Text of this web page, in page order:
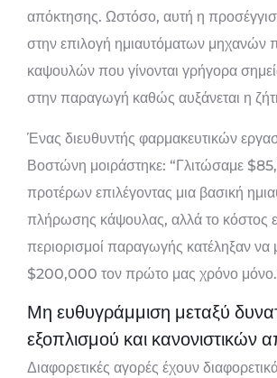
απόκτησης. Ωστόσο, αυτή η
στην επιλογή ημιαυτόματων μηχανών
καψουλών που γίνονται γρήγορα
στην παραγωγή καθώς αυξάνεται η
Ένας διευθυντής φαρμακευτικών
Βοστώνη μοιράστηκε: “Γλιτώσαμε
προτέρων επιλέγοντας μια βασική
πλήρωσης κάψουλας, αλλά το κόστος
περιορισμοί παραγωγής κατέληξαν να
$200,000 τον πρώτο μας χρόνο
Μη ευθυγράμμιση μεταξύ
εξοπλισμού και κανονιστικών
Διαφορετικές αγορές έχουν